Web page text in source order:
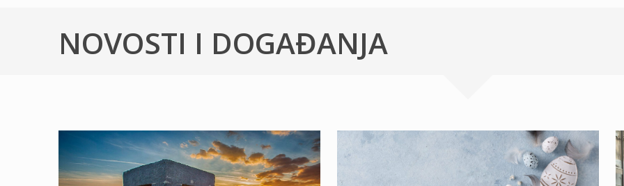
NOVOSTI I DOGAĐANJA